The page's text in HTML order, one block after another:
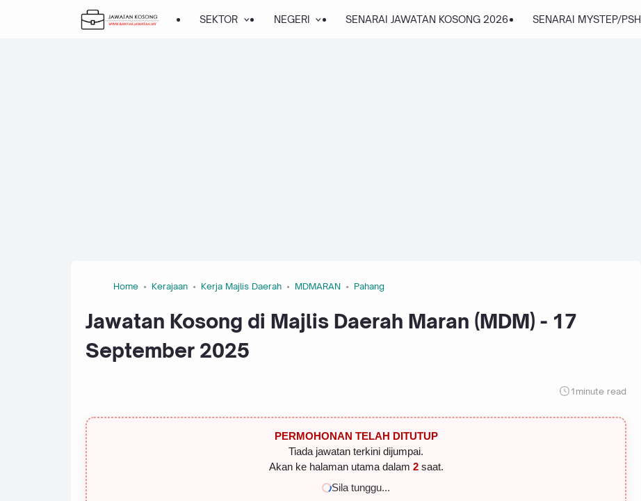
SEKTOR NEGERI SENARAI JAWATAN KOSONG 2026 SENARAI MYSTEP/PSH
Home Kerajaan Kerja Majlis Daerah MDMARAN Pahang
Jawatan Kosong di Majlis Daerah Maran (MDM) - 17
September 2025
1minute read
PERMOHONAN TELAH DITUTUP
Tiada jawatan terkini dijumpai.
Akan ke halaman utama dalam 1saat.
Sila tunggu...